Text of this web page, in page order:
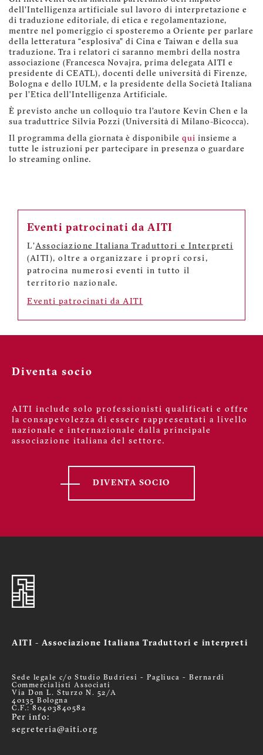
dell’Intelligenza artificiale sul lavoro di interpretazione e
di traduzione editoriale, di etica e regolamentazione,
mentre nel pomeriggio ci sposteremo a Oriente per parlare
della letteratura “esplosiva” di Cina e Taiwan e della sua
traduzione. Tra i relatori ci saranno membri della nostra
associazione (Francesca Novajra, prima delegata AITI e
presidente di CEATL), docenti delle università di Firenze,
Bologna e dello IULM, e la presidente della Società Italiana
per l’Etica dell’Intelligenza Artificiale.
È previsto anche un colloquio tra l’autore Kevin Chen e la
sua traduttrice Silvia Pozzi (Università di Milano-Bicocca).
Il programma della giornata è disponibile qui insieme a
tutte le istruzioni per partecipare in presenza o guardare
lo streaming online.
Eventi patrocinati da AITI
L'Associazione Italiana Traduttori e Interpreti
(AITI), oltre a organizzare i propri corsi,
patrocina numerosi eventi in tutto il
territorio nazionale.
Eventi patrocinati da AITI
Diventa socio
AITI include solo professionisti qualificati e offre
la consapevolezza di essere rappresentati a livello
nazionale e internazionale dalla principale
associazione italiana del settore.
DIVENTA SOCIO
AITI - Associazione Italiana Traduttori e interpreti
Sede legale c/o Studio Budriesi - Pagliuca - Bernardi
Commercialisti Associati
Via Don L. Sturzo N. 52/A
40135 Bologna
C.F.: 80403840582
Per info:
segreteria@aiti.org